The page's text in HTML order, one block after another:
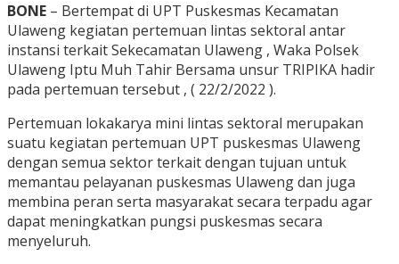
BONE – Bertempat di UPT Puskesmas Kecamatan
Ulaweng kegiatan pertemuan lintas sektoral antar
instansi terkait Sekecamatan Ulaweng , Waka Polsek
Ulaweng Iptu Muh Tahir Bersama unsur TRIPIKA hadir
pada pertemuan tersebut , ( 22/2/2022 ).
Pertemuan lokakarya mini lintas sektoral merupakan
suatu kegiatan pertemuan UPT puskesmas Ulaweng
dengan semua sektor terkait dengan tujuan untuk
memantau pelayanan puskesmas Ulaweng dan juga
membina peran serta masyarakat secara terpadu agar
dapat meningkatkan pungsi puskesmas secara
menyeluruh.